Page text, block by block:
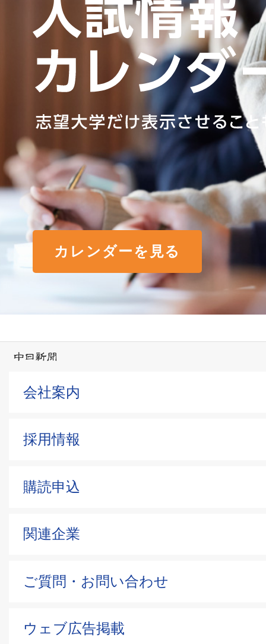
カレンダーを見る
会社案内
採用情報
購読申込
関連企業
ご質問・お問い合わせ
ウェブ広告掲載